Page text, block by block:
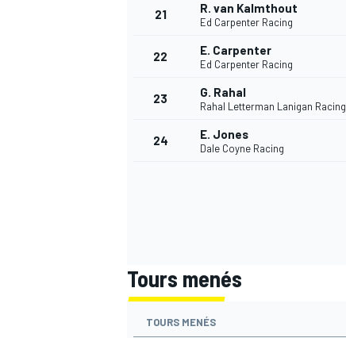
21 R. van Kalmthout
Ed Carpenter Racing
22 E. Carpenter
Ed Carpenter Racing
23 G. Rahal
Rahal Letterman Lanigan Racing
24 E. Jones
Dale Coyne Racing
Tours menés
TOURS MENÉS